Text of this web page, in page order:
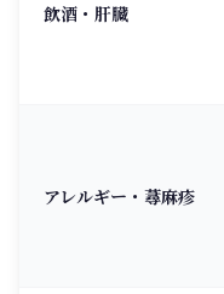
飲酒・肝臓
アレルギー・蕁麻疹